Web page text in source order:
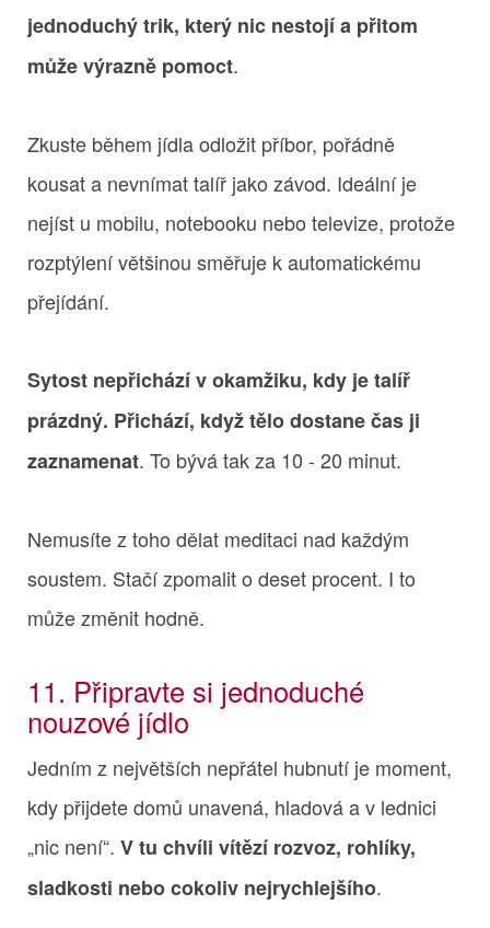
jednoduchý trik, který nic nestojí a přitom
může výrazně pomoct.
Zkuste během jídla odložit příbor, pořádně
kousat a nevnímat talíř jako závod. Ideální je
nejíst u mobilu, notebooku nebo televize, protože
rozptýlení většinou směřuje k automatickému
přejídání.
Sytost nepřichází v okamžiku, kdy je talíř
prázdný. Přichází, když tělo dostane čas ji
zaznamenat. To bývá tak za 10 - 20 minut.
Nemusíte z toho dělat meditaci nad každým
soustem. Stačí zpomalit o deset procent. I to
může změnit hodně.
11. Připravte si jednoduché
nouzové jídlo
Jedním z největších nepřátel hubnutí je moment,
kdy přijdete domů unavená, hladová a v lednici
„nic není“. V tu chvíli vítězí rozvoz, rohlíky,
sladkosti nebo cokoliv nejrychlejšího.